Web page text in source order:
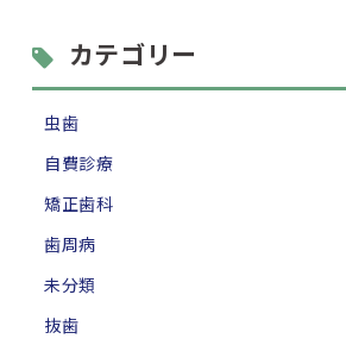
カテゴリー
虫歯
自費診療
矯正歯科
歯周病
未分類
抜歯